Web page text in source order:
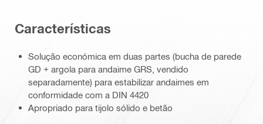
Características
Solução económica em duas partes (bucha de parede
GD + argola para andaime GRS, vendido
separadamente) para estabilizar andaimes em
conformidade com a DIN 4420
Apropriado para tijolo sólido e betão